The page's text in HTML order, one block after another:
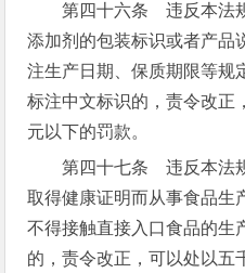
第四十六条 违反本法
添加剂的包装标识或者产品
注生产日期、保质期限等规
标注中文标识的，责令改正
元以下的罚款。
第四十七条 违反本法
取得健康证明而从事食品生
不得接触直接入口食品的生
的，责令改正，可以处以五